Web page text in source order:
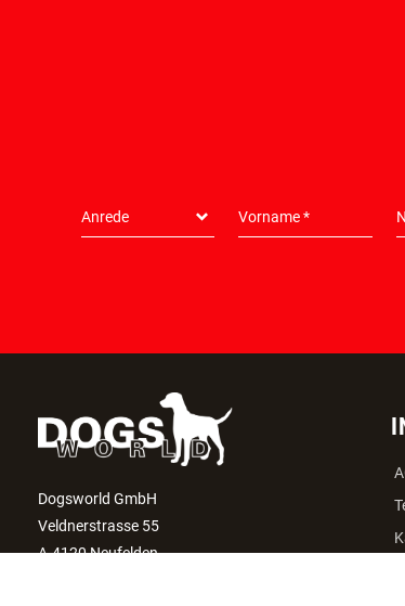
Dogsworld GmbH
Veldnerstrasse 55
A-4120 Neufelden